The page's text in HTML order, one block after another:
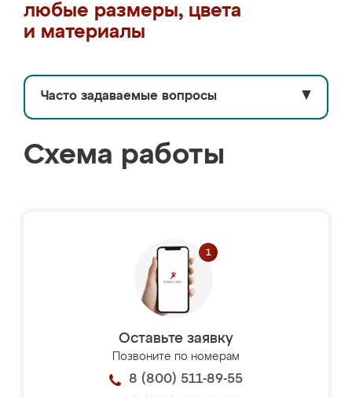
любые размеры, цвета
и материалы
Часто задаваемые вопросы ▼
Схема работы
Оставьте заявку
Позвоните по номерам
8 (800) 511-89-55